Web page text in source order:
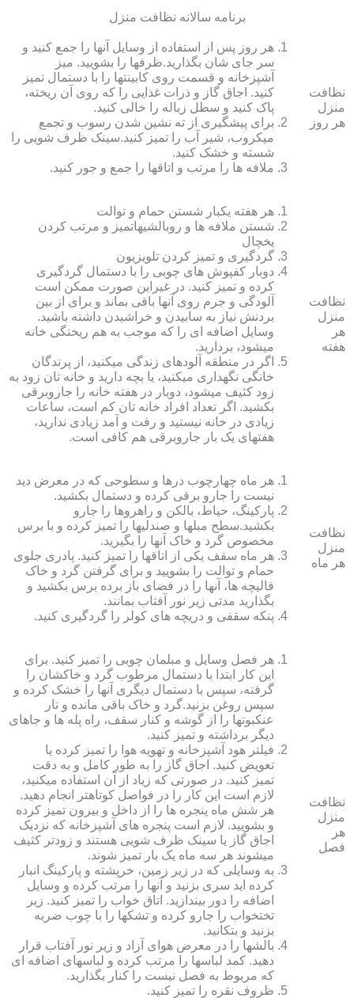
برنامه سالانه نظافت منزل
نظافت
منزل
هر روز
هر روز پس از استفاده از وسایل آنها را جمع کنید و
سر جای شان بگذارید.ظرف‏ها را بشویید. میز
آشپزخانه و قسمت روی کابینت‏ها را با دستمال تمیز
کنید. اجاق گاز و ذرات غذایی را که روی آن ریخته،
پاک کنید و سطل زباله را خالی کنید.
برای پیشگیری از ته نشین شدن رسوب و تجمع
میکروب، شیر آب را تمیز کنید.سینک ظرف شویی را
شسته و خشک کنید.
ملافه‏ ها را مرتب و اتاق‏ها را جمع و جور کنید.
نظافت
منزل
هر
هفته
هر هفته یکبار شستن حمام و توالت
شستن ملافه‏ ها و روبالشی‎هاتمیز و مرتب کردن
یخچال
گردگیری و تمیز کردن تلویزیون
دوبار کفپوش‏ های چوبی را با دستمال گردگیری
کرده و تمیز کنید. در غیراین صورت ممکن است
آلودگی و جرم روی آنها باقی بماند و برای از بین
بردنش نیاز به سابیدن و خراشیدن داشته باشید.
وسایل اضافه ای را که موجب به هم ریختگی خانه
می‏شود، بردارید.
اگر در منطقه آلوده‏ای زندگی می‏کنید، از پرندگان
خانگی نگهداری می‏کنید، یا بچه دارید و خانه‏ تان زود به
زود کثیف می‏شود، دوبار در هفته خانه را جاروبرقی
بکشید. اگر تعداد افراد خانه ‏تان کم است، ساعات
زیادی در خانه نیستید و رفت و آمد زیادی ندارید،
هفته‏ای یک بار جاروبرقی هم کافی است.
نظافت
منزل
هر ماه
هر ماه چهارچوب درها و سطوحی که در معرض دید
نیست را جارو برقی کرده و دستمال بکشید.
پارکینگ، حیاط، بالکن و راهروها را جارو
بکشید.سطح مبل‏ها و صندلی‏ها را تمیز کرده و با برس
مخصوص گرد و خاک آنها را بگیرید.
هر ماه سقف یکی از اتاق‏ها را تمیز کنید. پادری جلوی
حمام و توالت را بشویید و برای گرفتن گرد و خاک
قالیچه‏ ها، آنها را در فضای باز برده برس بکشید و
بگذارید مدتی زیر نور آفتاب بمانند.
پنکه سقفی و دریچه‏ های کولر را گردگیری کنید.
نظافت
منزل
هر
فصل
هر فصل وسایل و مبلمان چوبی را تمیز کنید. برای
این کار ابتدا با دستمال مرطوب گرد و خاک‏شان را
گرفته، سپس با دستمال دیگری آنها را خشک کرده و
سپس روغن بزنید.گرد و خاک باقی مانده و تار
عنکبوت‏ها را از گوشه و کنار سقف، راه پله‏ ها و جاهای
دیگر برداشته و تمیز کنید.
فیلتر هود آشپزخانه و تهویه هوا را تمیز کرده یا
تعویض کنید. اجاق گاز را به طور کامل و به دقت
تمیز کنید. در صورتی که زیاد از آن استفاده می‏کنید،
لازم است این کار را در فواصل کوتاه‏تر انجام دهید.
هر شش ماه پنجره‏ ها را از داخل و بیرون تمیز کرده
و بشویید. لازم است پنجره‏ های آشپزخانه که نزدیک
اجاق گاز یا سینک ظرف شویی هستند و زودتر کثیف
می‏شوند هر سه ماه یک بار تمیز شوند.
به وسایلی که در زیر زمین، خرپشته و پارکینگ انبار
کرده‏ اید سری بزنید و آنها را مرتب کرده و وسایل
اضافه را دور بیندازید. اتاق خواب را تمیز کنید. زیر
تختخواب را جارو کرده و تشک‏ها را با چوب ضربه
بزنید و بتکانید.
بالش‏ها را در معرض هوای آزاد و زیر نور آفتاب قرار
دهید. کمد لباس‏ها را مرتب کرده و لباس‏های اضافه ای
که مربوط به فصل نیست را کنار بگذارید.
ظروف نقره را تمیز کنید.